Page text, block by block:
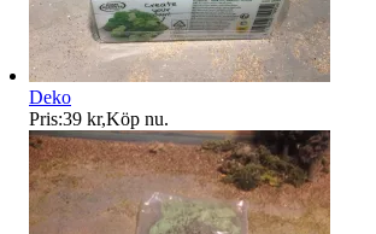
Deko
Pris:39 kr,Köp nu.